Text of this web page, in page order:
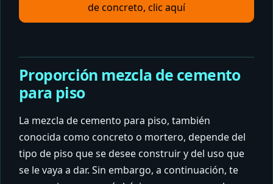
de concreto, clic aquí
Proporción mezcla de cemento
para piso
La mezcla de cemento para piso, también
conocida como concreto o mortero, depende del
tipo de piso que se desee construir y del uso que
se le vaya a dar. Sin embargo, a continuación, te